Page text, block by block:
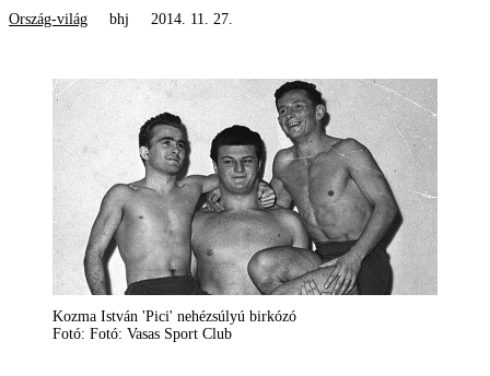
Ország-világ bhj 2014. 11. 27.
Kozma István 'Pici' nehézsúlyú birkózó
Fotó: Fotó: Vasas Sport Club